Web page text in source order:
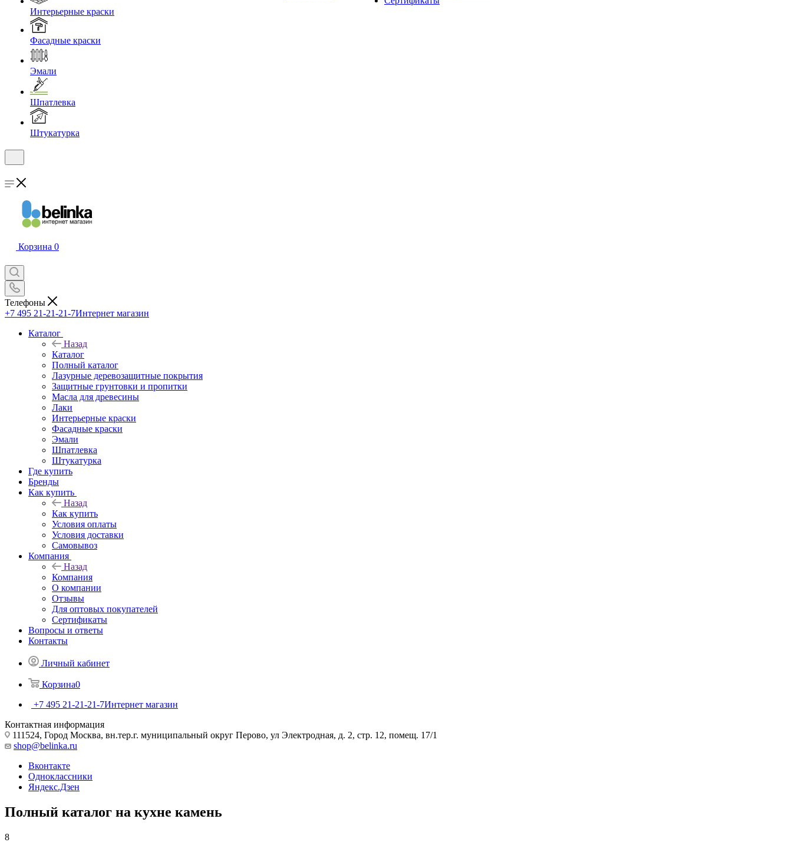
Интерьерные краски
Фасадные краски
Эмали
Шпатлевка
Штукатурка
Корзина 0
Телефоны
+7 495 21-21-21-7Интернет магазин
Каталог
Назад
Каталог
Полный каталог
Лазурные деревозащитные покрытия
Защитные грунтовки и пропитки
Масла для древесины
Лаки
Интерьерные краски
Фасадные краски
Эмали
Шпатлевка
Штукатурка
Где купить
Бренды
Как купить
Назад
Как купить
Условия оплаты
Условия доставки
Самовывоз
Компания
Назад
Компания
О компании
Отзывы
Для оптовых покупателей
Сертификаты
Вопросы и ответы
Контакты
Личный кабинет
Корзина0
+7 495 21-21-21-7Интернет магазин
Контактная информация
111524, Город Москва, вн.тер.г. муниципальный округ Перово, ул Электродная, д. 2, стр. 12, помещ. 17/1
shop@belinka.ru
Вконтакте
Одноклассники
Яндекс.Дзен
Полный каталог на кухне камень
8